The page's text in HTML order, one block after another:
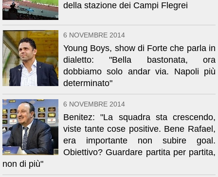
della stazione dei Campi Flegrei
6 NOVEMBRE 2014
Young Boys, show di Forte che parla in
dialetto: "Bella bastonata, ora
dobbiamo solo andar via. Napoli più
determinato"
6 NOVEMBRE 2014
Benitez: "La squadra sta crescendo,
viste tante cose positive. Bene Rafael,
era importante non subire goal.
Obiettivo? Guardare partita per partita,
non di più"